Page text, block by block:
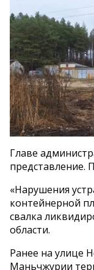
Главе
представление.
«Нарушения
контейнерной
свалка
области.
Ранее на улице
Маньчжурии